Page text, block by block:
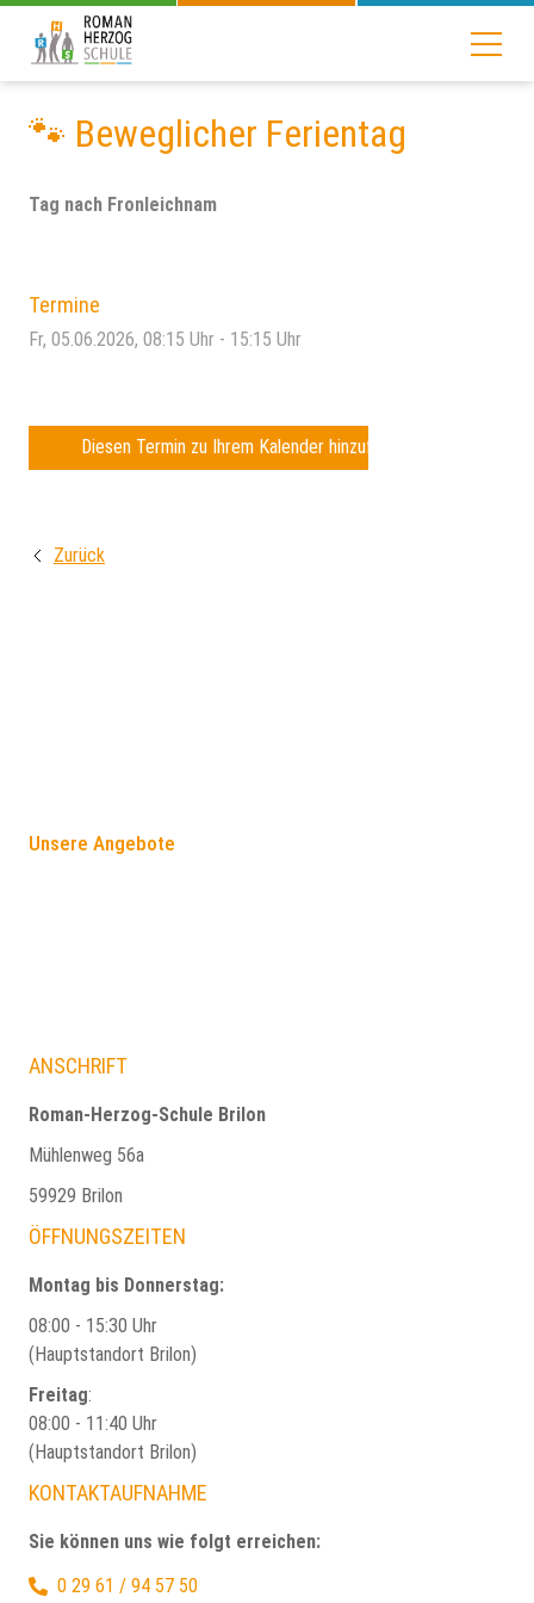
🐾 Beweglicher Ferientag
Tag nach Fronleichnam
Termine
Fr, 05.06.2026, 08:15 Uhr - 15:15 Uhr
Diesen Termin zu Ihrem Kalender hinzufügen
Zurück
Unsere Angebote
ANSCHRIFT
Roman-Herzog-Schule Brilon
Mühlenweg 56a
59929 Brilon
ÖFFNUNGSZEITEN
Montag bis Donnerstag:
08:00 - 15:30 Uhr
(Hauptstandort Brilon)
Freitag:
08:00 - 11:40 Uhr
(Hauptstandort Brilon)
KONTAKTAUFNAHME
Sie können uns wie folgt erreichen:
0 29 61 / 94 57 50